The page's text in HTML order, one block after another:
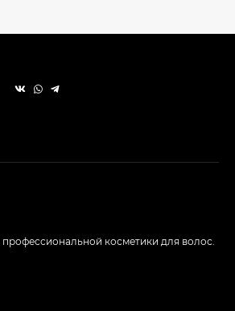
косметики для волос.